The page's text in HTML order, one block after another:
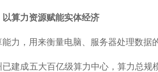
算力资源赋能实体经济
，用来衡量电脑、服务器处理数据的“
成五大百亿级算力中心，算力总规